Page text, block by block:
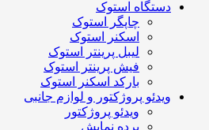
دستگاه استوک
چاپگر استوک
اسکنر استوک
لیبل پرینتر استوک
فیش پرینتر استوک
بارکد اسکنر استوک
ویدئو پروژکتور و لوازم جانبی
ویدئو پروژکتور
پرده نمایش